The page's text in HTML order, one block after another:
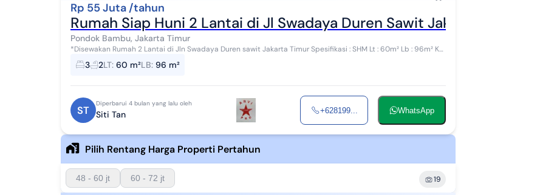
Rp 55 Juta /tahun
Rumah Siap Huni 2 Lantai di Jl Swadaya Duren Sawit Jakarta Timur
Pondok Bambu, Jakarta Timur
*Disewakan Rumah 2 Lantai di Jln Swadaya Duren sawit Jakarta Timur Spesifikasi : SHM Lt : 60m² Lb : 96m² KT:
3 (AC Tiap Kamar) Km : 2 Listri...
3 2LT: 60 m²LB: 96 m²
ST
Diperbarui 4 bulan yang lalu oleh
Siti Tan +628199... WhatsApp
Pilih Rentang Harga Properti Pertahun
48 - 60 jt 60 - 72 jt 19